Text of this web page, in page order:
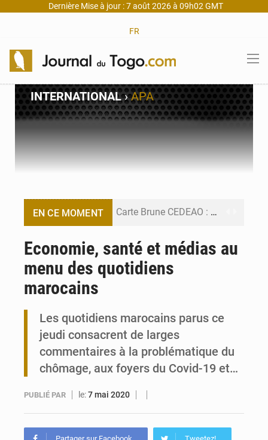
Dernière Mise à jour : 7 août 2026 à 09h02 GMT
FR
INTERNATIONAL›APA
EN CE MOMENT Carte Brune CEDEAO : Lomé mise sur la digitalisation des sinistres
Maurice : Démission de la ministre Véronique Leu-Govind
Economie, santé et médias au
menu des quotidiens
marocains
Les quotidiens marocains parus ce
jeudi consacrent de larges
commentaires à la problématique du
chômage, aux foyers du Covid-19 et…
PUBLIÉ PAR le:7 mai 2020